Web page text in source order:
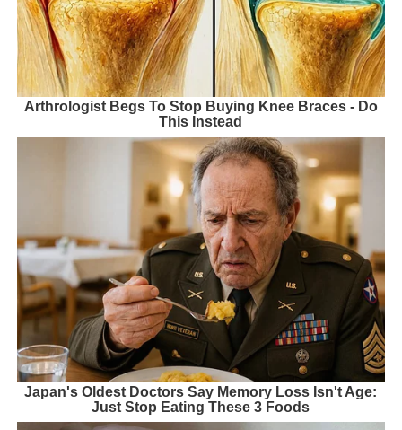
Arthrologist Begs To Stop Buying Knee Braces - Do
This Instead
Japan's Oldest Doctors Say Memory Loss Isn't Age:
Just Stop Eating These 3 Foods